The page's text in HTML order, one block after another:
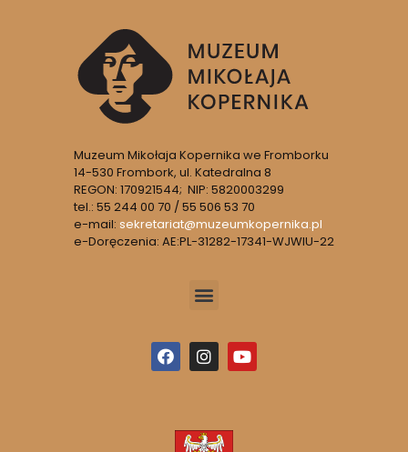
Muzeum Mikołaja Kopernika we Fromborku
14-530 Frombork, ul. Katedralna 8
REGON: 170921544; NIP: 5820003299
tel.: 55 244 00 70 / 55 506 53 70
e-mail: sekretariat@muzeumkopernika.pl
e-Doręczenia: AE:PL-31282-17341-WJWIU-22